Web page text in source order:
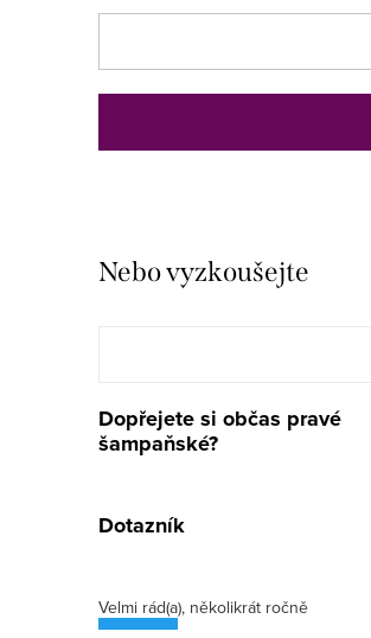
Nebo vyzkoušejte
Dopřejete si občas pravé
šampaňské?
Dotazník
Velmi rád(a), několikrát ročně